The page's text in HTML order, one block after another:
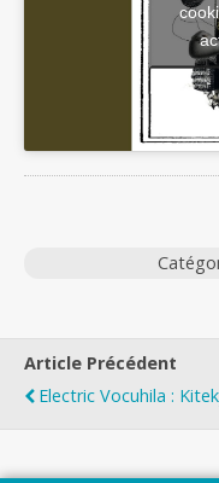
Article Précédent
Electric Vocuhila :